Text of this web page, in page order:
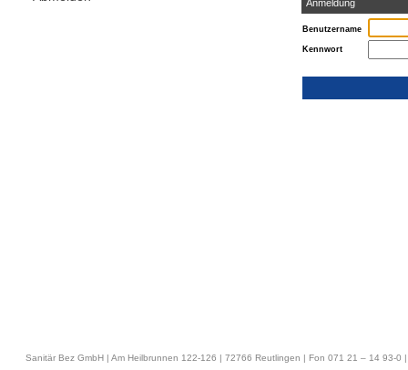
Anmeldung
Benutzername
Kennwort
Sanitär Bez GmbH | Am Heilbrunnen 122-126 | 72766 Reutlingen | Fon 071 21 – 14 93-0